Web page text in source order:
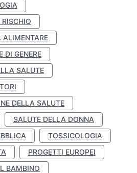
ALIMENTARE
DI GENERE
SALUTE
DELLA SALUTE
SALUTE DELLA DONNA
TOSSICOLOGIA
PROGETTI EUROPEI
BAMBINO